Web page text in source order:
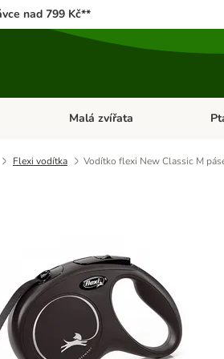
nad 799 Kč**
Psi Otevřít menu: Kočky
Malá zvířata
Flexi vodítka Vodítko flexi New Classic M